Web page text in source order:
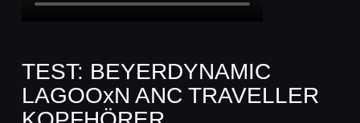
TEST: BEYERDYNAMIC
LAGOOxN ANC TRAVELLER